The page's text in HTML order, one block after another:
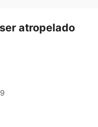
ser atropelado